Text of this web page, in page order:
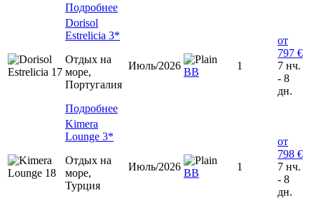
Подробнее
Dorisol
Estrelicia 3*
Отдых на
море,
Португалия
Подробнее
Июль/2026
ВВ
1
от
797 €
7 нч.
- 8
дн.
Kimera
Lounge 3*
Отдых на
море,
Турция
Июль/2026
BB
1
от
798 €
7 нч.
- 8
дн.